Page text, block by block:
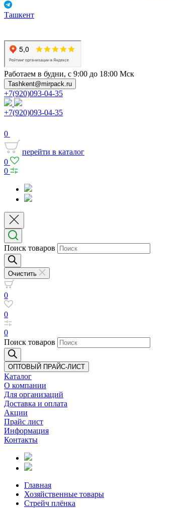
Ташкент
Работаем в будни, с 9:00 до 18:00 Мск
Tashkent@mirpack.ru
+7(920)093-04-35
+7(920)093-04-35
0
перейти в каталог
0
0
Поиск товаров
Очистить
0
0
0
Поиск товаров
ОПТОВЫЙ ПРАЙС-ЛИСТ
Каталог
О компании
Для организаций
Доставка и оплата
Акции
Прайс лист
Информация
Контакты
Главная
Хозяйственные товары
Стрейч плёнка